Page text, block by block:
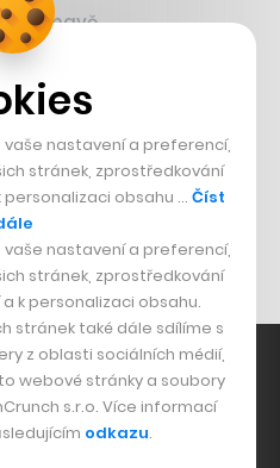
Šumavě
se tématům, která
nastavení a preferencí,
stránek, zprostředkování
personalizaci obsahu … Číst
nastavení a preferencí,
stránek, zprostředkování
k personalizaci obsahu.
stránek také dále sdílíme s
z oblasti sociálních médií,
webové stránky a soubory
s.r.o. Více informací
odkazu.